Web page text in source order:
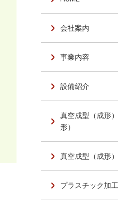
会社案内
事業内容
設備紹介
真空成型（成形
形）
真空成型（成形
プラスチック加